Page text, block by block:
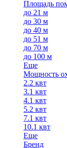
Площадь
до 21 м
до 30 м
до 40 м
до 51 м
до 70 м
до 100 м
Еще
Мощность
2.2 квт
3.1 квт
4.1 квт
5.2 квт
7.1 квт
10.1 квт
Еще
Бренд